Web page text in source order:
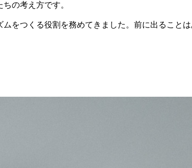
の考え方です。
をつくる役割を務めてきました。前に出ること